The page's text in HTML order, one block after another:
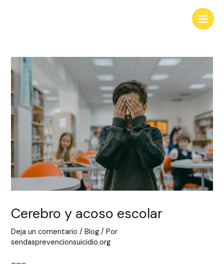
Main
Cerebro y acoso escolar
Deja un comentario /Blog / Por
sendasprevencionsuicidio.org